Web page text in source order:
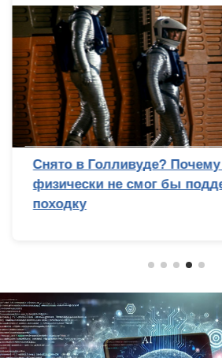
Снято в Голливуде?
физически не смог бы
походку